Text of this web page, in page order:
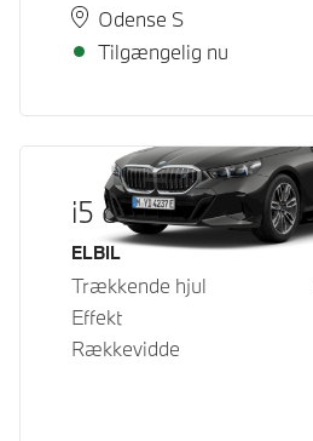
StedOdense S
Leveringstid
Tilgængelig nu
i5 eDrive40
Brændstof
ELBIL
Trækkende hjul
Effekt
Rækkevidde